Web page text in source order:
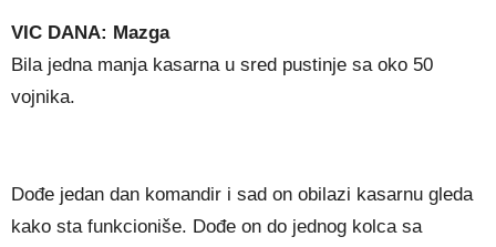
VIC DANA: Mazga
Bila jedna manja kasarna u sred pustinje sa oko 50
vojnika.
Dođe jedan dan komandir i sad on obilazi kasarnu gleda
kako sta funkcioniše. Dođe on do jednog kolca sa